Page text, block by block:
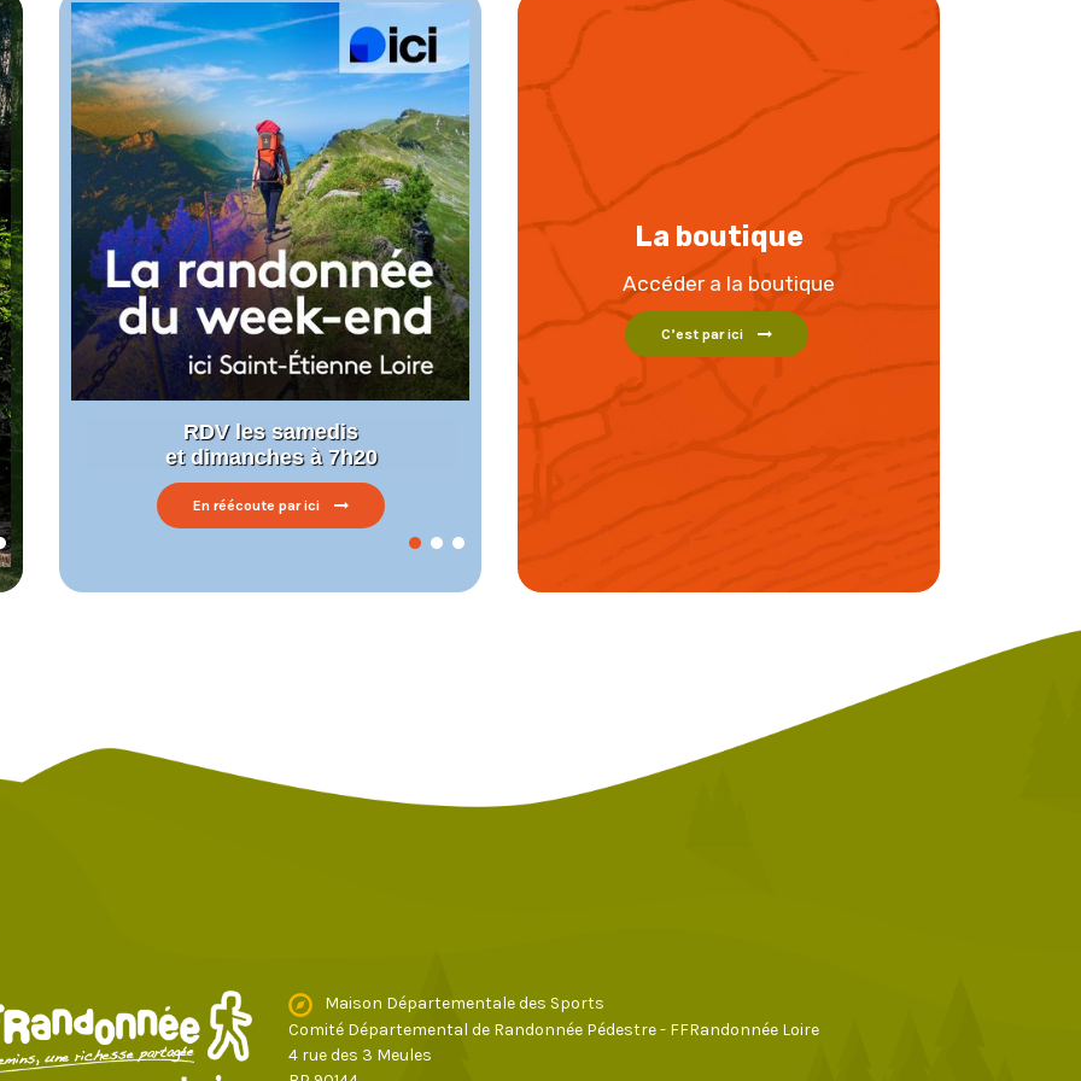
En réécoute par ici
RDV les samedis
et dimanches à 7h20
La boutique
Accéder a la boutique
C’est par ici
Maison Départementale des Sports
Comité Départemental de Randonnée Pédestre - FFRandonnée Loire
4 rue des 3 Meules